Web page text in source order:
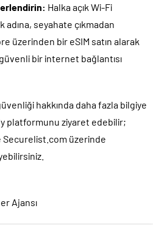
Halka açık Wi-Fi
adına, seyahate çıkmadan
üzerinden bir eSIM satın alarak
bir internet bağlantısı
hakkında daha fazla bilgiye
platformunu ziyaret edebilir;
Securelist.com üzerinde
Ajansı